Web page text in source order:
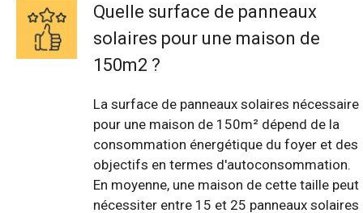
Quelle surface de panneaux
solaires pour une maison de
150m2 ?
La surface de panneaux solaires nécessaire
pour une maison de 150m² dépend de la
consommation énergétique du foyer et des
objectifs en termes d'autoconsommation.
En moyenne, une maison de cette taille peut
nécessiter entre 15 et 25 panneaux solaires